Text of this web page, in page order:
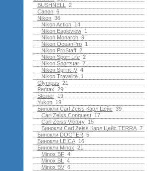
2
BUSHNELL
6
Canon
36
Nikon
14
Nikon Action
1
Nikon Eagleview
9
Nikon Monarch
1
Nikon OceanPro
2
Nikon ProStaff
2
Nikon Sport Lite
2
Nikon Sportstar
4
Nikon Sprint IV
1
Nikon Travelite
21
Olympus
29
Pentax
19
Steiner
19
Yukon
39
Бинокли Carl Zeiss Карл Цейс
17
Carl Zeiss Conquest
15
Carl Zeiss Victory
7
Бинокли Carl Zeiss Карл Цейс TERRA
5
Бинокли DOCTER
16
Бинокли LEICA
21
Бинокли Minox
4
Minox BF
4
Minox BL
6
Minox BV